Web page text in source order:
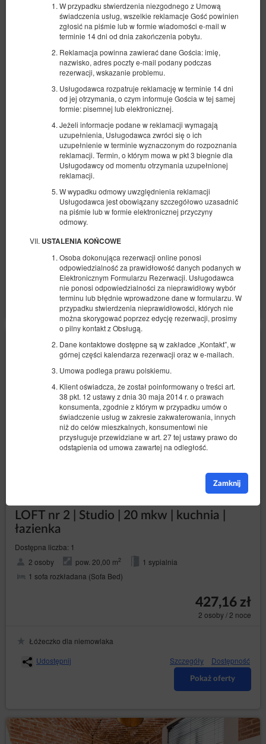
W przypadku stwierdzenia niezgodnego z Umową
świadczenia usług, wszelkie reklamacje Gość powinien
zgłosić na piśmie lub w formie wiadomości e-mail w
terminie 14 dni od dnia zakończenia pobytu.
Reklamacja powinna zawierać dane Gościa: imię,
nazwisko, adres poczty e-mail podany podczas
rezerwacji, wskazanie problemu.
Usługodawca rozpatruje reklamację w terminie 14 dni
od jej otrzymania, o czym informuje Gościa w tej samej
formie: pisemnej lub elektronicznej.
Jeżeli informacje podane w reklamacji wymagają
uzupełnienia, Usługodawca zwróci się o ich
uzupełnienie w terminie wyznaczonym do rozpoznania
reklamacji. Termin, o którym mowa w pkt 3 biegnie dla
Usługodawcy od momentu otrzymania uzupełnionej
reklamacji.
W wypadku odmowy uwzględnienia reklamacji
Usługodawca jest obowiązany szczegółowo uzasadnić
na piśmie lub w formie elektronicznej przyczyny
odmowy.
USTALENIA KOŃCOWE
Osoba dokonująca rezerwacji online ponosi
odpowiedzialność za prawidłowość danych podanych w
Elektronicznym Formularzu Rezerwacji. Usługodawca
nie ponosi odpowiedzialności za nieprawidłowy wybór
terminu lub błędnie wprowadzone dane w formularzu. W
przypadku stwierdzenia nieprawidłowości, których nie
można skorygować poprzez edycję rezerwacji, prosimy
o pilny kontakt z Obsługą.
Dane kontaktowe dostępne są w zakładce „Kontakt”, w
górnej części kalendarza rezerwacji oraz w e-mailach.
Umowa podlega prawu polskiemu.
Klient oświadcza, że został poinformowany o treści art.
38 pkt. 12 ustawy z dnia 30 maja 2014 r. o prawach
konsumenta, zgodnie z którym w przypadku umów o
świadczenie usług w zakresie zakwaterowania, innych
niż do celów mieszkalnych, konsumentowi nie
przysługuje przewidziane w art. 27 tej ustawy prawo do
odstąpienia od umowa zawartej na odległość.
Zamknij
Nowe, klimatyczne, studio 15 min pieszo
od Rynku.
Dostępna liczba: 1
pow. 30,00 m 2
1 sypialnia
1 sofa rozkładana (Sofa Bed)
427,16 zł
Udostępnij
Szczegóły Dostępność
Pokaż oferty
LOFT nr 2 | Studio | 20 mkw | kuchnia |
łazienka
Dostępna liczba: 1
2 osoby
pow. 20,00 m2
1 sypialnia
1 sofa rozkładana (Sofa Bed)
427,16 zł
2 osoby / 2 noce
Łóżeczko dla niemowlaka
Udostępnij
Szczegóły Dostępność
Pokaż oferty